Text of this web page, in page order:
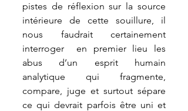
pistes de réflexion sur la source
intérieure de cette souillure, il
nous faudrait certainement
interroger  en premier lieu les
abus d’un esprit humain
analytique qui fragmente,
compare, juge et surtout sépare
ce qui devrait parfois être uni et